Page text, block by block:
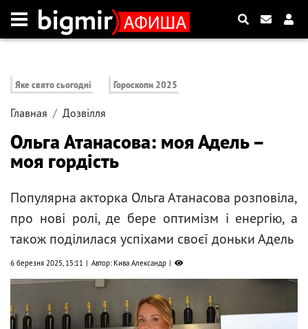
Яке свято сьогодні Гороскопи 2025
Главная Дозвілля
Ольга Атанасова: моя Адель –
моя гордість
Популярна акторка Ольга Атанасова розповіла,
про нові ролі, де бере оптимізм і енергію, а
також поділилася успіхами своєї доньки Адель
6 березня 2025, 15:11 Автор: Кива Александр